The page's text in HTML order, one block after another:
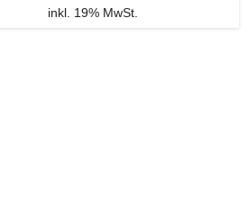
inkl. 19% MwSt.